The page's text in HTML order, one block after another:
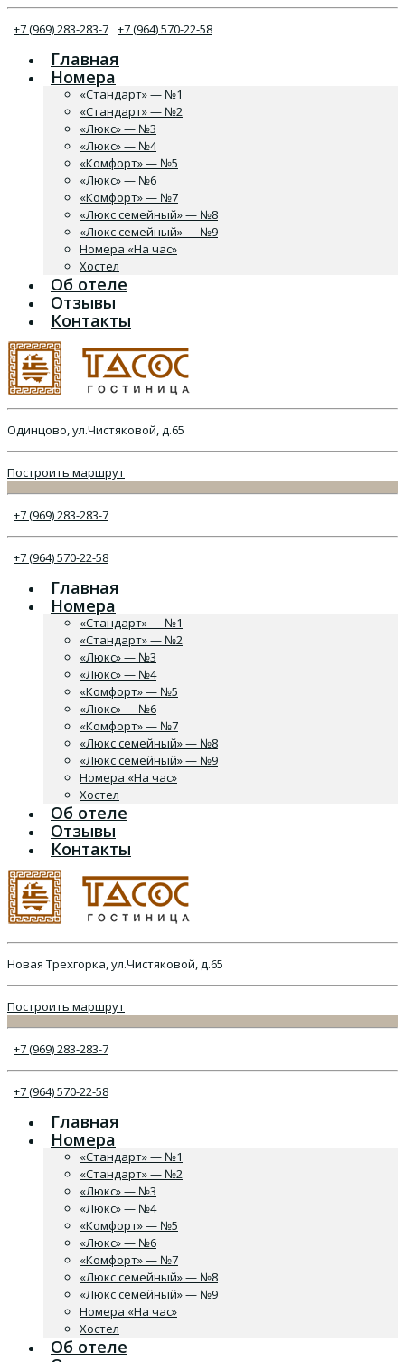
+7 (969) 283-283-7 +7 (964) 570-22-58
Главная
Номера
«Стандарт» — №1
«Стандарт» — №2
«Люкс» — №3
«Люкс» — №4
«Комфорт» — №5
«Люкс» — №6
«Комфорт» — №7
«Люкс семейный» — №8
«Люкс семейный» — №9
Номера «На час»
Хостел
Об отеле
Отзывы
Контакты
Одинцово, ул.Чистяковой, д.65
Построить маршрут
+7 (969) 283-283-7
+7 (964) 570-22-58
Главная
Номера
«Стандарт» — №1
«Стандарт» — №2
«Люкс» — №3
«Люкс» — №4
«Комфорт» — №5
«Люкс» — №6
«Комфорт» — №7
«Люкс семейный» — №8
«Люкс семейный» — №9
Номера «На час»
Хостел
Об отеле
Отзывы
Контакты
Новая Трехгорка, ул.Чистяковой, д.65
Построить маршрут
+7 (969) 283-283-7
+7 (964) 570-22-58
Главная
Номера
«Стандарт» — №1
«Стандарт» — №2
«Люкс» — №3
«Люкс» — №4
«Комфорт» — №5
«Люкс» — №6
«Комфорт» — №7
«Люкс семейный» — №8
«Люкс семейный» — №9
Номера «На час»
Хостел
Об отеле